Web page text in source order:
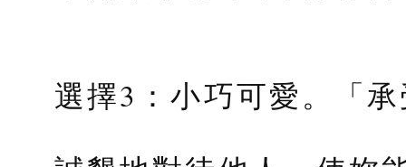
選擇3：小巧可愛。「